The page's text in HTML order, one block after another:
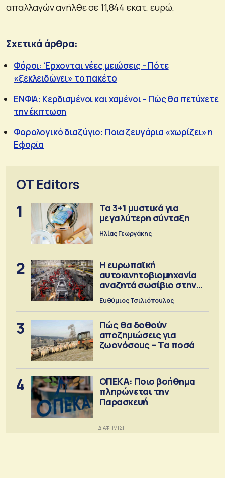
απαλλαγών ανήλθε σε 11,844 εκατ. ευρώ.
Σχετικά άρθρα:
Φόροι: Έρχονται νέες μειώσεις – Πότε
«ξεκλειδώνει» το πακέτο
ΕΝΦΙΑ: Κερδισμένοι και χαμένοι – Πώς θα πετύχετε
την έκπτωση
Φορολογικό διαζύγιο: Ποια ζευγάρια «χωρίζει» η
Εφορία
OT Editors
1
Τα 3+1 μυστικά για
μεγαλύτερη σύνταξη
Ηλίας Γεωργάκης
2
Η ευρωπαϊκή
αυτοκινητοβιομηχανία
αναζητά σωσίβιο στην
Κίνα
Ευθύμιος Τσιλιόπουλος
3
Πώς θα δοθούν
αποζημιώσεις για
ζωονόσους – Τα ποσά
4
ΟΠΕΚΑ: Ποιο βοήθημα
πληρώνεται την
Παρασκευή